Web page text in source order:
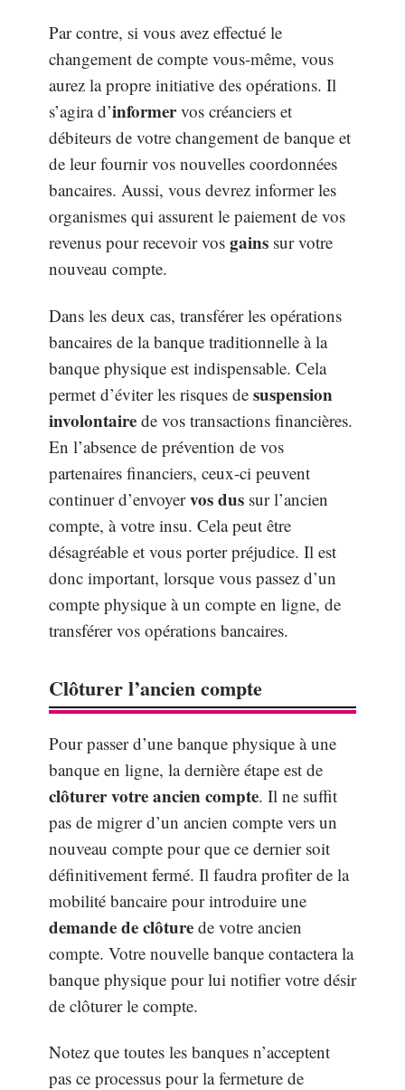
Par contre, si vous avez effectué le
changement de compte vous-même, vous
aurez la propre initiative des opérations. Il
s’agira d’informervos créanciers et
débiteurs de votre changement de banque et
de leur fournir vos nouvelles coordonnées
bancaires. Aussi, vous devrez informer les
organismes qui assurent le paiement de vos
revenus pour recevoir vos gains sur votre
nouveau compte.
Dans les deux cas, transférer les opérations
bancaires de la banque traditionnelle à la
banque physique est indispensable. Cela
permet d’éviter les risques de suspension
involontaire de vos transactions financières.
En l’absence de prévention de vos
partenaires financiers, ceux-ci peuvent
continuer d’envoyervos dus sur l’ancien
compte, à votre insu. Cela peut être
désagréable et vous porter préjudice. Il est
donc important, lorsque vous passez d’un
compte physique à un compte en ligne, de
transférer vos opérations bancaires.
Clôturer l’ancien compte
Pour passer d’une banque physique à une
banque en ligne, la dernière étape est de
clôturer votreancien compte. Il ne suffit
pas de migrer d’un ancien compte vers un
nouveau compte pour que ce dernier soit
définitivement fermé. Il faudra profiter de la
mobilité bancaire pour introduire une
demande de clôture de votre ancien
compte. Votre nouvelle banque contactera la
banque physique pour lui notifier votre désir
de clôturer le compte.
Notez que toutes les banques n’acceptent
pas ce processus pour la fermeture de